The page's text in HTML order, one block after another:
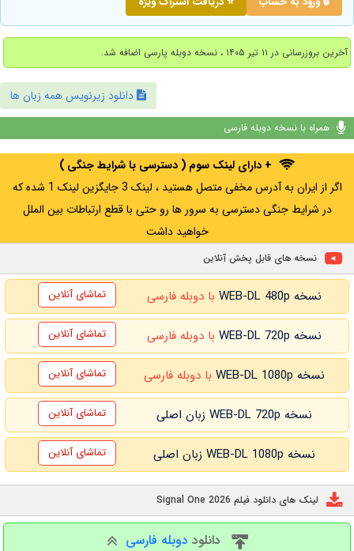
آخرین بروزرسانی در ۱۱ تیر ۱۴۰۵ ، نسخه دوبله پارسی اضافه شد.
دانلود زیرنویس همه زبان ها
همراه با نسخه دوبله فارسی
+ دارای لینک سوم ( دسترسی با شرایط جنگی )
اگر از ایران به آدرس مخفی متصل هستید ، لینک 3 جایگزین لینک 1 شده که
در شرایط جنگی دسترسی به سرور ها رو حتی با قطع ارتباطات بین الملل
خواهید داشت
نسخه های قابل پخش آنلاین
نسخه WEB-DL 480p با دوبله فارسی تماشای آنلاین
نسخه WEB-DL 720p با دوبله فارسی تماشای آنلاین
نسخه WEB-DL 1080p با دوبله فارسی تماشای آنلاین
نسخه WEB-DL 720p زبان اصلی تماشای آنلاین
نسخه WEB-DL 1080p زبان اصلی تماشای آنلاین
لینک های دانلود فیلم Signal One 2026
دانلود دوبله فارسی